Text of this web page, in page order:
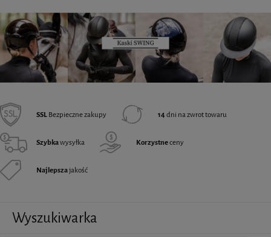
SSLBezpieczne zakupy 14dni na zwrot towaru
Szybkawysyłka Korzystneceny
Najlepszajakość
Wyszukiwarka